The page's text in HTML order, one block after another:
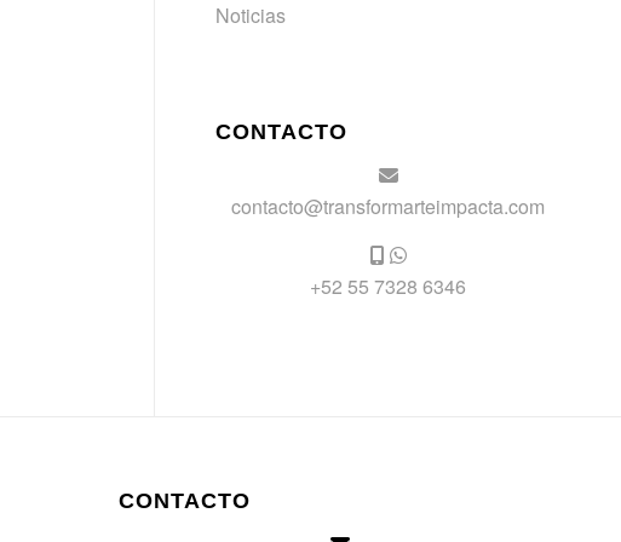
Noticias
CONTACTO
contacto@transformarteimpacta.com
+52 55 7328 6346
CONTACTO